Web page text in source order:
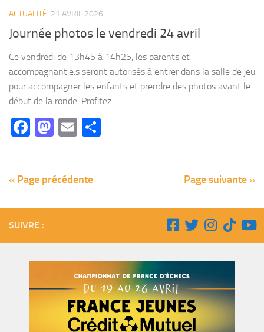
ACTUALITÉ 21 AVRIL 2026
Journée photos le vendredi 24 avril
Ce vendredi de 13h45 à 14h25, les parents et
accompagnant.e.s seront autorisés à entrer dans la salle de jeu
pour accompagner les enfants et prendre des photos avant le
début de la ronde. Profitez...
Facebook
Mastodon
Email
« Page précédente Page suivante »
SUIVRE :